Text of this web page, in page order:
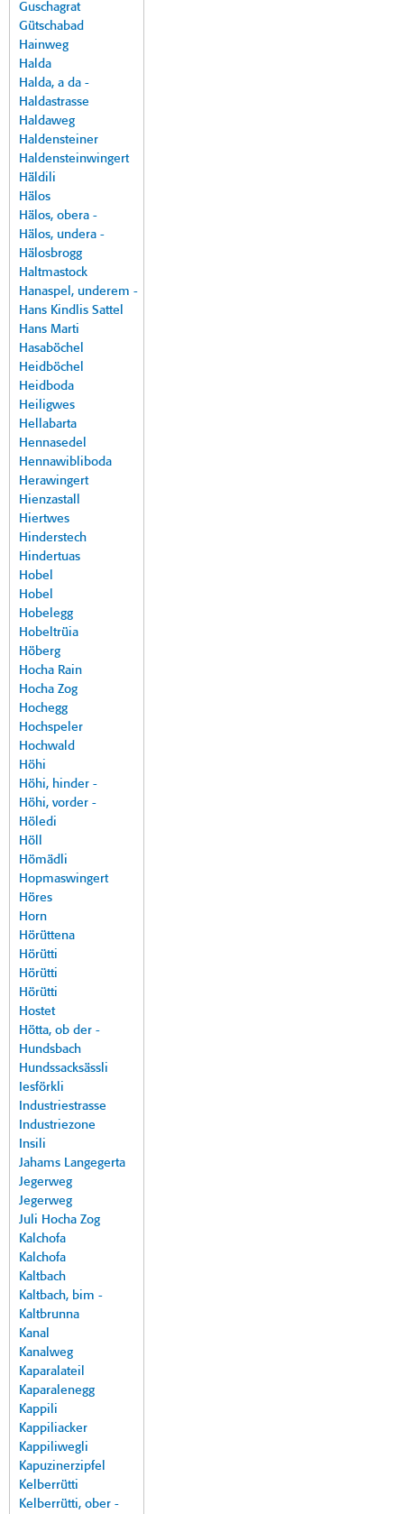
Guschagrat
Gütschabad
Hainweg
Halda
Halda, a da -
Haldastrasse
Haldaweg
Haldensteiner
Haldensteinwingert
Häldili
Hälos
Hälos, obera -
Hälos, undera -
Hälosbrogg
Haltmastock
Hanaspel, underem -
Hans Kindlis Sattel
Hans Marti
Hasaböchel
Heidböchel
Heidboda
Heiligwes
Hellabarta
Hennasedel
Hennawibliboda
Herawingert
Hienzastall
Hiertwes
Hinderstech
Hindertuas
Hobel
Hobel
Hobelegg
Hobeltrüia
Höberg
Hocha Rain
Hocha Zog
Hochegg
Hochspeler
Hochwald
Höhi
Höhi, hinder -
Höhi, vorder -
Höledi
Höll
Hömädli
Hopmaswingert
Höres
Horn
Hörüttena
Hörütti
Hörütti
Hörütti
Hostet
Hötta, ob der -
Hundsbach
Hundssacksässli
Iesförkli
Industriestrasse
Industriezone
Insili
Jahams Langegerta
Jegerweg
Jegerweg
Juli Hocha Zog
Kalchofa
Kalchofa
Kaltbach
Kaltbach, bim -
Kaltbrunna
Kanal
Kanalweg
Kaparalateil
Kaparalenegg
Kappili
Kappiliacker
Kappiliwegli
Kapuzinerzipfel
Kelberrütti
Kelberrütti, ober -